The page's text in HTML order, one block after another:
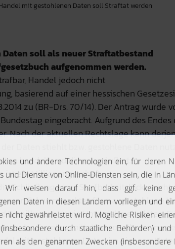
Handel mit gestohlenen Daten soll Straftat werden
soll als neuer Straftatbestand
aufgenommen werden.
Handel jedoch nicht
basierend auf einer hessischen
zu (BR-Drs. 70/14). Der Antrag wurde
eingebracht. Aufgrund des Endes
Nach der aktuellen Rechtslage kann
Daten stiehlt bzw. gestohlene Daten
handelt und diese veräußert.
ist ein Millionengeschäft
Schließung einer Strafbarkeitslücke, nicht
Schwarzmarktes für u.a. gestohlene
Emailkonten sowie Unternehmensdaten.
der Gesetzesinitiative vor allem eine
mit gestohlenen Daten im eigenen